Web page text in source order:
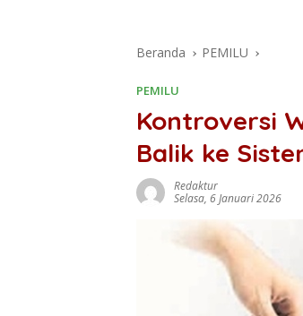
Beranda PEMILU
PEMILU
Kontroversi
Balik ke
Redaktur
Selasa, 6 Januari 2026